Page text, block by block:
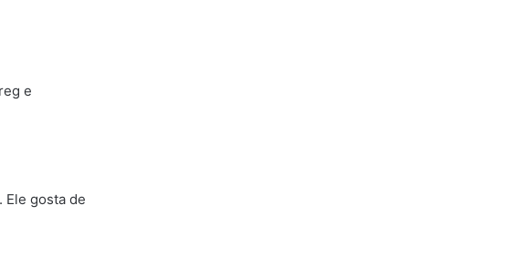
e
Ele gosta de